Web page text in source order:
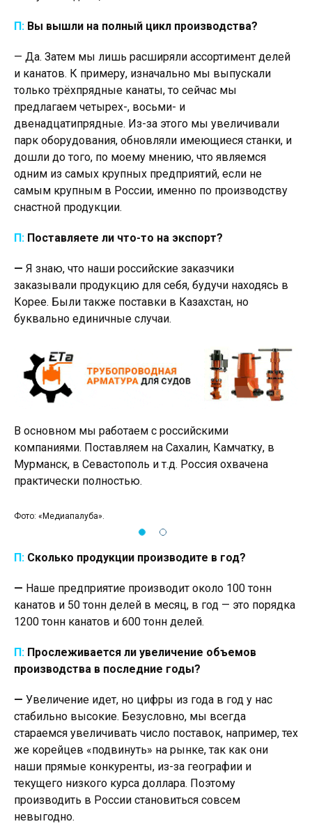
П: Вы вышли на полный цикл производства?
— Да. Затем мы лишь расширяли ассортимент делей
и канатов. К примеру, изначально мы выпускали
только трёхпрядные канаты, то сейчас мы
предлагаем четырех-, восьми- и
двенадцатипрядные. Из-за этого мы увеличивали
парк оборудования, обновляли имеющиеся станки, и
дошли до того, по моему мнению, что являемся
одним из самых крупных предприятий, если не
самым крупным в России, именно по производству
снастной продукции.
П: Поставляете ли что-то на экспорт?
— Я знаю, что наши российские заказчики
заказывали продукцию для себя, будучи находясь в
Корее. Были также поставки в Казахстан, но
буквально единичные случаи.
В основном мы работаем с российскими
компаниями. Поставляем на Сахалин, Камчатку, в
Мурманск, в Севастополь и т.д. Россия охвачена
практически полностью.
Фото: «Медиапалуба».
П: Сколько продукции производите в год?
— Наше предприятие производит около 100 тонн
канатов и 50 тонн делей в месяц, в год — это порядка
1200 тонн канатов и 600 тонн делей.
П: Прослеживается ли увеличение объемов
производства в последние годы?
— Увеличение идет, но цифры из года в год у нас
стабильно высокие. Безусловно, мы всегда
стараемся увеличивать число поставок, например, тех
же корейцев «подвинуть» на рынке, так как они
наши прямые конкуренты, из-за географии и
текущего низкого курса доллара. Поэтому
производить в России становиться совсем
невыгодно.